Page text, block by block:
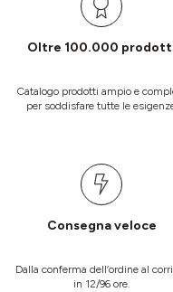
Oltre 100.000
Catalogo prodotti ampio e
per soddisfare tutte le
Consegna veloce
Dalla conferma dell’ordine al
in 12/96 ore.